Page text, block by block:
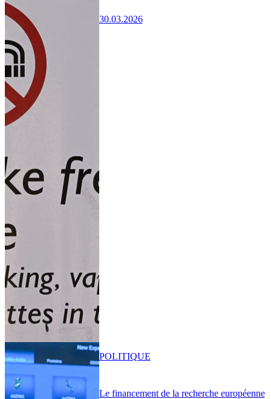
30.03.2026
Le financement de la recherche européenne
POLITIQUE